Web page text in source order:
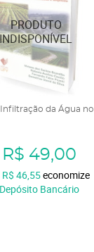
Infiltração da Água no
R$ 49,00
R$ 46,55economize
Bancário